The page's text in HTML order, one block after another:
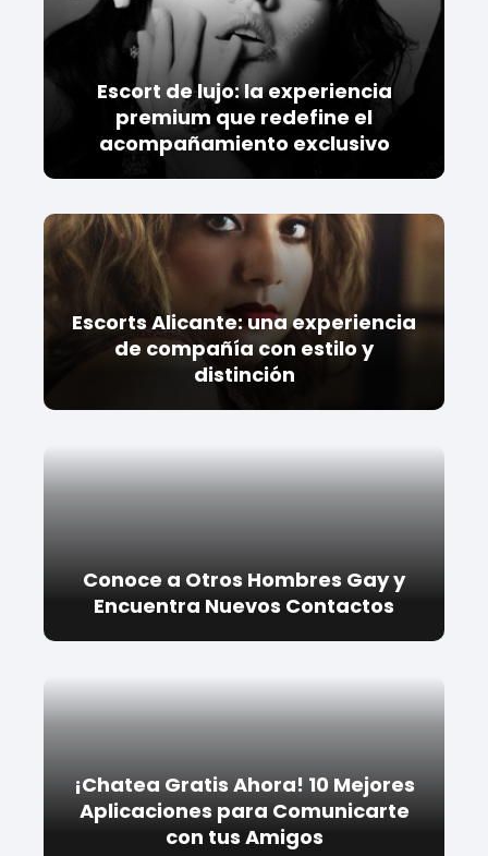
Escort de lujo: la experiencia
premium que redefine el
acompañamiento exclusivo
Escorts Alicante: una experiencia
de compañía con estilo y
distinción
Conoce a Otros Hombres Gay y
Encuentra Nuevos Contactos
¡Chatea Gratis Ahora! 10 Mejores
Aplicaciones para Comunicarte
con tus Amigos